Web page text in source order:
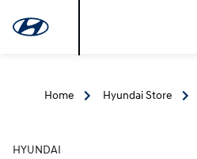
Home Hyundai Store
HYUNDAI